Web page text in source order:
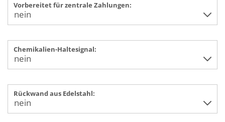
Vorbereitet für zentrale Zahlungen:
Chemikalien-Haltesignal:
Rückwand aus Edelstahl: